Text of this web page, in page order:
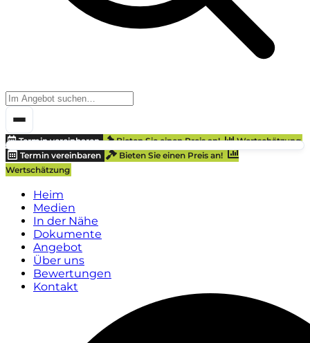
Termin vereinbaren Bieten Sie einen Preis an!
Wertschätzung
Termin vereinbaren
Bieten Sie einen Preis an!
Wertschätzung
Heim
Medien
In der Nähe
Dokumente
Angebot
Über uns
Bewertungen
Kontakt